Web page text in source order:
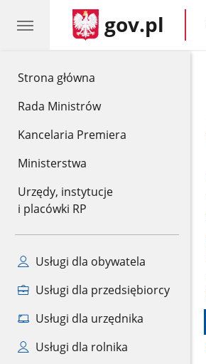
Strona główna
Rada Ministrów
Kancelaria Premiera
Ministerstwa
Urzędy, instytucje
i placówki RP
Usługi dla obywatela
Usługi dla przedsiębiorcy
Usługi dla urzędnika
Usługi dla rolnika
gov.pl